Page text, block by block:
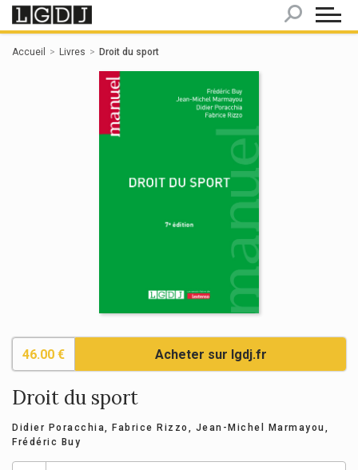
Accueil Livres Droit du sport
46.00 € Acheter sur lgdj.fr
Droit du sport
Didier Poracchia, Fabrice Rizzo , Jean-Michel Marmayou,
Frédéric Buy
Panneau de gestion des cookies